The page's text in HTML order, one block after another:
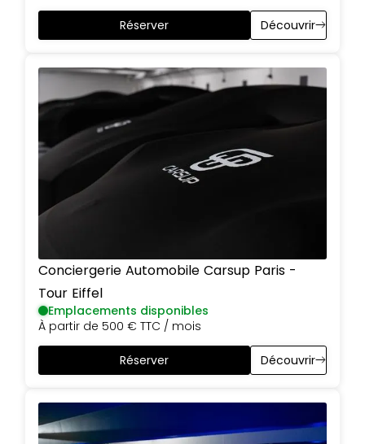
Réserver Découvrir
Conciergerie Automobile Carsup Paris -
Tour Eiffel
Emplacements disponibles
À partir de 500 € TTC / mois
Réserver Découvrir